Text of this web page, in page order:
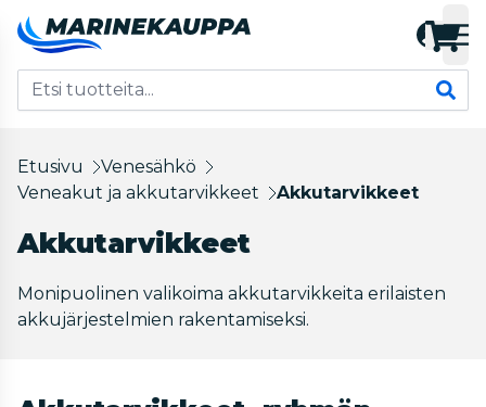
Etusivu
Venesähkö
Veneakut ja akkutarvikkeet
Akkutarvikkeet
Akkutarvikkeet
Monipuolinen valikoima akkutarvikkeita erilaisten
akkujärjestelmien rakentamiseksi.